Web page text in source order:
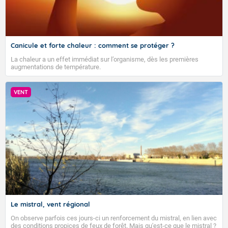
Canicule et forte chaleur : comment se protéger ?
La chaleur a un effet immédiat sur l’organisme, dès les premières
augmentations de température.
VENT
Le mistral, vent régional
On observe parfois ces jours-ci un renforcement du mistral, en lien avec
des conditions propices de feux de forêt. Mais qu'est-ce que le mistral ?